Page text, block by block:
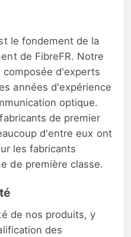
le fondement de la
de FibreFR. Notre
d'experts
années d'expérience
optique.
de premier
d'entre eux ont
les fabricants
de première classe.
de nos produits, y
des